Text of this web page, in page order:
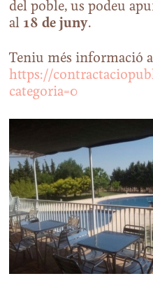
del poble, us podeu
al 18 de juny.
Teniu més informació
https://
categoria=0